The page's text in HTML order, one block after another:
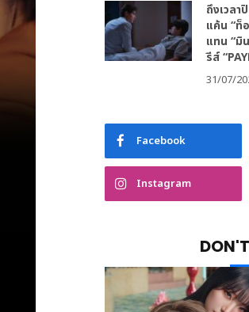
ถึงเวลา
แค้น “ท็
แทน “มิ
รีส์
31/07/
Facebook
Instagram